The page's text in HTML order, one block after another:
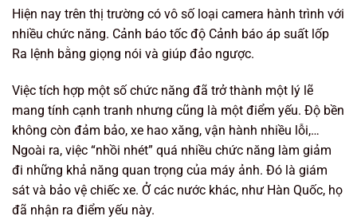
Hiện nay trên thị trường có vô số loại camera hành trình với
nhiều chức năng. Cảnh báo tốc độ Cảnh báo áp suất lốp
Ra lệnh bằng giọng nói và giúp đảo ngược.
Việc tích hợp một số chức năng đã trở thành một lý lẽ
mang tính cạnh tranh nhưng cũng là một điểm yếu. Độ bền
không còn đảm bảo, xe hao xăng, vận hành nhiều lỗi,…
Ngoài ra, việc “nhồi nhét” quá nhiều chức năng làm giảm
đi những khả năng quan trọng của máy ảnh. Đó là giám
sát và bảo vệ chiếc xe. Ở các nước khác, như Hàn Quốc, họ
đã nhận ra điểm yếu này.